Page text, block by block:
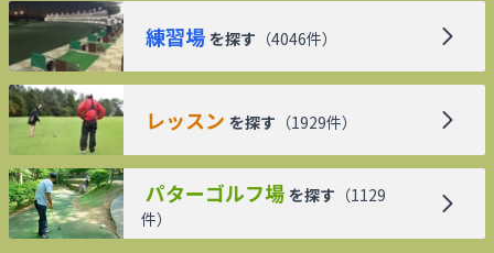
練習場 を探す （4046件）
レッスン を探す （1929件）
パターゴルフ場 を探す （1129
件）